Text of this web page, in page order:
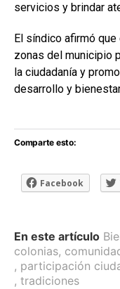
servicios y brindar
El síndico afirmó
zonas del municipio
la ciudadanía y
desarrollo y
Comparte esto:
Facebook
En este artículo
colonias,
, participación
, tradiciones